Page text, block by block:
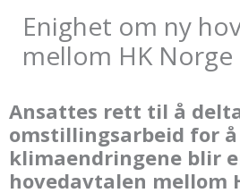
Enighet om ny
mellom HK Norge
Ansattes rett til å
omstillingsarbeid for
klimaendringene blir
hovedavtalen mellom